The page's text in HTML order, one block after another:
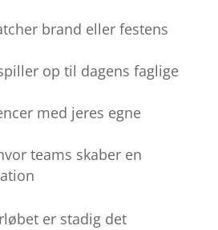
brand eller festens
op til dagens faglige
med jeres egne
teams skaber en
er stadig det